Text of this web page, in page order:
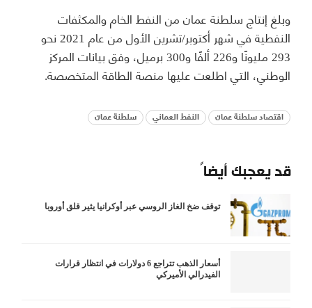
وبلغ إنتاج سلطنة عمان من النفط الخام والمكثفات
النفطية في شهر أكتوبر/تشرين الأول من عام 2021 نحو
293 مليونًا و226 ألفًا و300 برميل، وفق بيانات المركز
الوطني، التي اطلعت عليها منصة الطاقة المتخصصة.
اقتصاد سلطنة عمان النفط العماني سلطنة عمان
قد يعجبك أيضاً
توقف ضخ الغاز الروسي عبر أوكرانيا يثير قلق أوروبا
أسعار الذهب تتراجع 6 دولارات في انتظار قرارات
الفيدرالي الأميركي